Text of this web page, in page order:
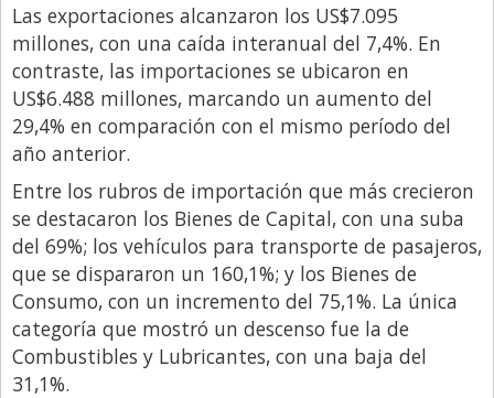
Negocios
Opinion
País
Política
Publicidad y Marketing
Real Estate y Propiedades
Responsabilidad Social
Salidas
Santa Fe
Show Business
Las exportaciones alcanzaron los US$7.095
millones, con una caída interanual del 7,4%. En
contraste, las importaciones se ubicaron en
US$6.488 millones, marcando un aumento del
29,4% en comparación con el mismo período del
año anterior.
Entre los rubros de importación que más crecieron
se destacaron los Bienes de Capital, con una suba
del 69%; los vehículos para transporte de pasajeros,
que se dispararon un 160,1%; y los Bienes de
Consumo, con un incremento del 75,1%. La única
categoría que mostró un descenso fue la de
Combustibles y Lubricantes, con una baja del
31,1%.